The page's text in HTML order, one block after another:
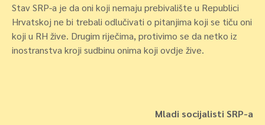
Stav SRP-a je da oni koji nemaju prebivalište u Republici
Hrvatskoj ne bi trebali odlučivati o pitanjima koji se tiču oni
koji u RH žive. Drugim riječima, protivimo se da netko iz
inostranstva kroji sudbinu onima koji ovdje žive.
Mladi socijalisti SRP-a